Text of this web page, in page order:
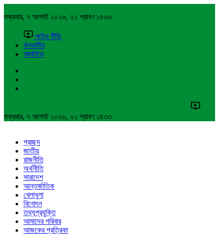
শুক্রবার, ৭ আগস্ট ২০২৬, ২২ শ্রাবণ ১৪৩৩
লাইভ টিভি
কনভার্টার
আর্কাইভ
শুক্রবার, ৭ আগস্ট ২০২৬, ২২ শ্রাবণ ১৪৩৩
প্রচ্ছদ
জাতীয়
রাজনীতি
অর্থনীতি
সারাদেশ
আন্তর্জাতিক
খেলাধুলা
বিনোদন
তথ্যপ্রযুক্তি
আমাদের পরিবার
আজকের প্রত্রিকা